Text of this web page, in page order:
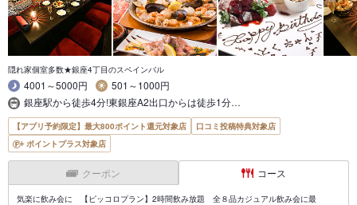
隠れ家個室多数★銀座4丁目のスペインバル
4001～5000円
501～1000円
銀座駅から徒歩4分!東銀座A2出口からは徒歩1分…
【アプリ予約限定】最大800ポイント還元対象店
口コミ投稿特典対象店
ポイントプラス対象店
クーポン コース
気楽に飲み会に 【ピッコロプラン】2時間飲み放題 全８品カジュアル飲み会に最